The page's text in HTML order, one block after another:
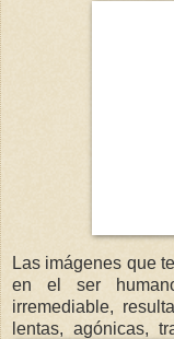
Las imágenes que
en el ser
irremediable,
lentas, agónicas,